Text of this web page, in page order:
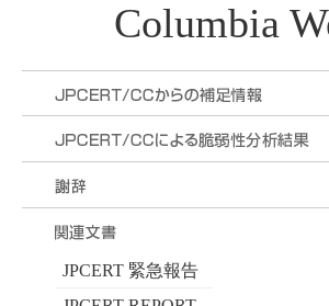
Columbia
JPCERT 緊急報告